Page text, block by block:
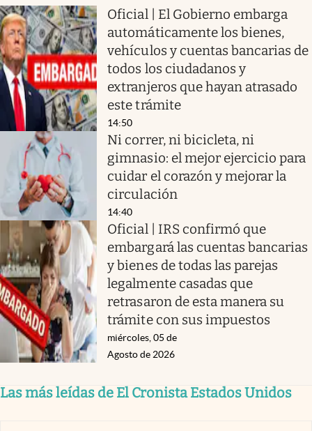
Oficial | El Gobierno embarga
automáticamente los bienes,
vehículos y cuentas bancarias de
todos los ciudadanos y
extranjeros que hayan atrasado
este trámite
14:50
Ni correr, ni bicicleta, ni
gimnasio: el mejor ejercicio para
cuidar el corazón y mejorar la
circulación
14:40
Oficial | IRS confirmó que
embargará las cuentas bancarias
y bienes de todas las parejas
legalmente casadas que
retrasaron de esta manera su
trámite con sus impuestos
miércoles, 05 de
Agosto de 2026
Las más leídas de El Cronista Estados Unidos